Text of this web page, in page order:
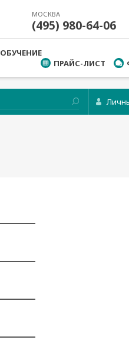
МОСКВА
(495) 980-64-06
ОБУЧЕНИЕ
ПРАЙС-ЛИСТ